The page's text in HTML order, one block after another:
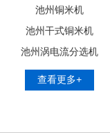
池州铜米机
池州干式铜米机
池州涡电流分选机
查看更多+